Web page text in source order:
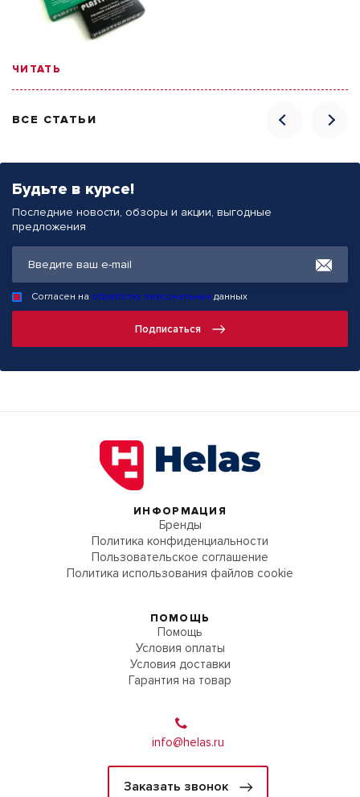
ВСЕ СТАТЬИ
ЧИТАТЬ
Будьте в курсе!
Последние новости, обзоры и акции, выгодные
предложения
Подписаться
Согласен на обработку персональных данных
ИНФОРМАЦИЯ
Бренды
Политика конфиденциальности
Пользовательское соглашение
Политика использования файлов cookie
ПОМОЩЬ
Помощь
Условия оплаты
Условия доставки
Гарантия на товар
info@helas.ru
Заказать звонок